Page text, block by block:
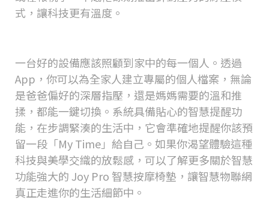
式，讓科技更有溫度。
一台好的設備應該照顧到家中的每一個人。透過
App ，你可以為全家人建立專屬的個人檔案，無論
是爸爸偏好的深層指壓，還是媽媽需要的溫和推
揉，都能一鍵切換。系統具備貼心的智慧提醒功
能，在步調緊湊的生活中，它會準確地提醒你該預
留一段「My Time」給自己。如果你渴望體驗這種
科技與美學交織的放鬆感，可以了解更多關於智慧
功能強大的 Joy Pro 智慧按摩椅墊 ，讓智慧物聯網
真正走進你的生活細節中。